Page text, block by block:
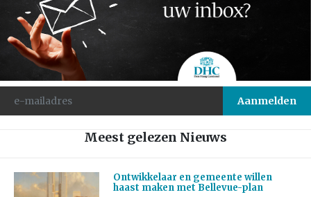
Meest gelezen Nieuws
Ontwikkelaar en gemeente willen
haast maken met Bellevue-plan